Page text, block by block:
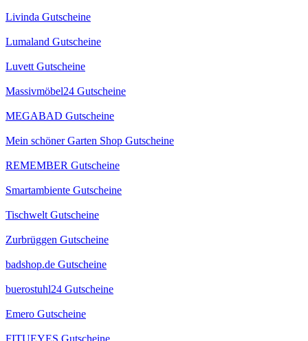
Livinda Gutscheine
Lumaland Gutscheine
Luvett Gutscheine
Massivmöbel24 Gutscheine
MEGABAD Gutscheine
Mein schöner Garten Shop Gutscheine
REMEMBER Gutscheine
Smartambiente Gutscheine
Tischwelt Gutscheine
Zurbrüggen Gutscheine
badshop.de Gutscheine
buerostuhl24 Gutscheine
Emero Gutscheine
FITUEYES Gutscheine